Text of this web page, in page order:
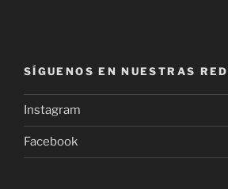
SÍGUENOS EN NUESTRAS
Instagram
Facebook